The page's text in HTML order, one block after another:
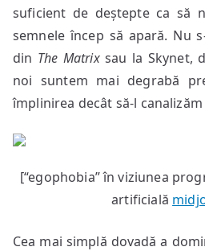
suficient de deștepte ca să
semnele încep să apară. Nu
din The Matrixsau la Skynet,
noi suntem mai degrabă
împlinirea decât să-l
[“egophobia” în viziunea
artificială
Cea mai simplă dovadă a